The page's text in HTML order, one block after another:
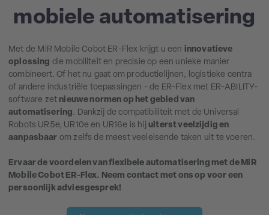
mobiele automatisering
Met de MiR Mobile Cobot ER-Flex krijgt u een innovatieve
oplossing die mobiliteit en precisie op een unieke manier
combineert. Of het nu gaat om productielijnen, logistieke centra
of andere industriële toepassingen - de ER-Flex met ER-ABILITY-
software zet nieuwe normen op het gebied van
automatisering. Dankzij de compatibiliteit met de Universal
Robots UR5e, UR10e en UR16e is hijuiterst veelzijdig en
aanpasbaar om zelfs de meest veeleisende taken uit te voeren.
Ervaar de voordelen van flexibele automatisering met de MiR
Mobile Cobot ER-Flex. Neem contact met ons op voor een
persoonlijk adviesgesprek!